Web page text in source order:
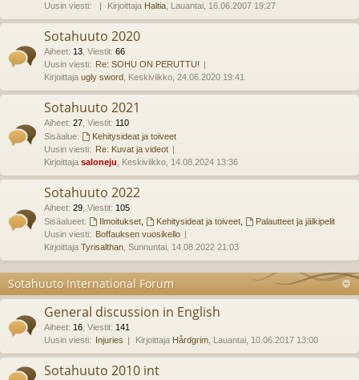
Uusin viesti:
Kirjoittaja Haltia , Lauantai, 16.06.2007 19:27
Sotahuuto 2020
Aiheet: 13 Viestit: 66
Uusin viesti: Re: SOHU ON PERUTTU!
Kirjoittaja ugly sword , Keskiviikko, 24.06.2020 19:41
Sotahuuto 2021
Aiheet: 27 Viestit: 110
Sisäalue:
Kehitysideat ja toiveet
Uusin viesti: Re: Kuvat ja videot
Kirjoittaja saloneju , Keskiviikko, 14.08.2024 13:36
Sotahuuto 2022
Aiheet: 29 Viestit: 105
Sisäalueet:
Ilmoitukset, Kehitysideat ja toiveet,
Palautteet ja jälkipelit
Uusin viesti: Boffauksen vuosikello
Kirjoittaja Tyrisalthan , Sunnuntai, 14.08.2022 21:03
Sotahuuto International Forum
General discussion in English
Aiheet: 16 Viestit: 141
Uusin viesti: Injuries Kirjoittaja Hårdgrim , Lauantai, 10.06.2017 13:00
Sotahuuto 2010 int